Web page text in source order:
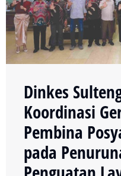
Dinkes
Koordinasi
Pembina
pada